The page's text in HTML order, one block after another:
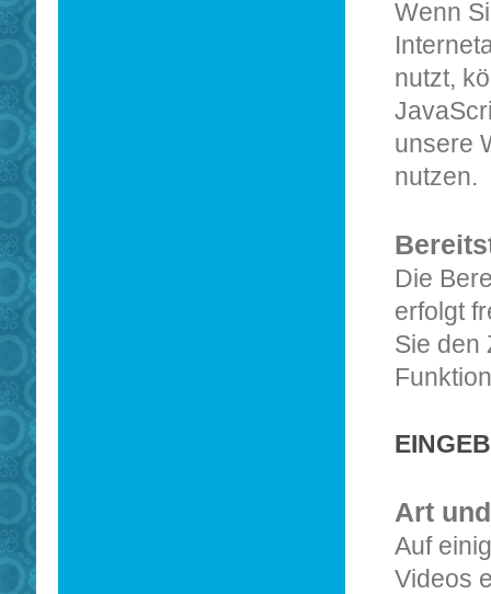
Wenn
nutzt,
unsere
nutzen.
Die
erfolgt
Sie den
Art
Auf
Videos